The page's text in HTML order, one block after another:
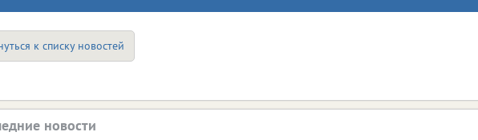
к списку новостей
новости